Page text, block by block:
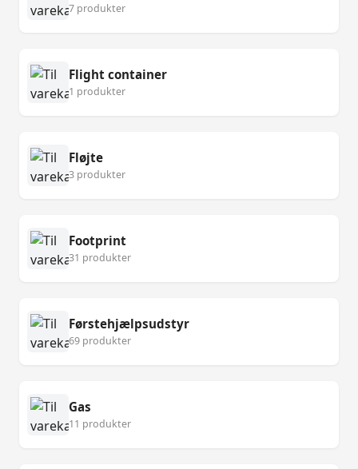
7 produkter
Flight container
1 produkter
Fløjte
3 produkter
Footprint
31 produkter
Førstehjælpsudstyr
69 produkter
Gas
11 produkter